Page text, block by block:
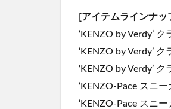
[アイテムラインナッ
‘KENZO by Verdy’
‘KENZO by Verdy’
‘KENZO by Verdy’
‘KENZO-Pace スニ
‘KENZO-Pace スニ